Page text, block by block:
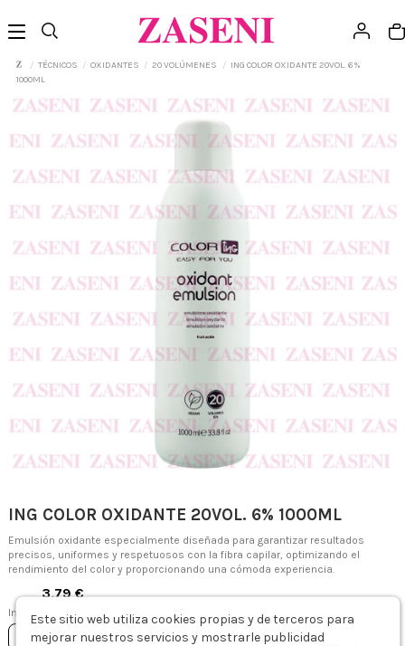
TÉCNICOS OXIDANTES 20 VOLÚMENES
ING COLOR OXIDANTE 20VOL. 6%
1000ML
ING COLOR OXIDANTE 20VOL. 6% 1000ML
Emulsión oxidante especialmente diseñada para garantizar resultados
precisos, uniformes y respetuosos con la fibra capilar, optimizando el
rendimiento del color y proporcionando una cómoda experiencia.
3,79 €
Impuestos incluidos
Añadir al carrito
Este sitio web utiliza cookies propias y de terceros para
mejorar nuestros servicios y mostrarle publicidad